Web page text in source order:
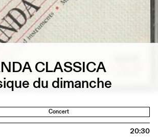
CLASSICA
du dimanche
Concert
20:30